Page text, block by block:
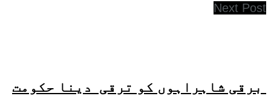
Next Post
برقی شاہراہوں کو ترقی دینا حکومت